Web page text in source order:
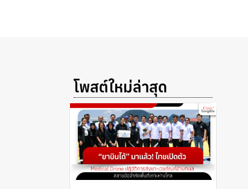
โพสต์ใหม่ล่าสุด